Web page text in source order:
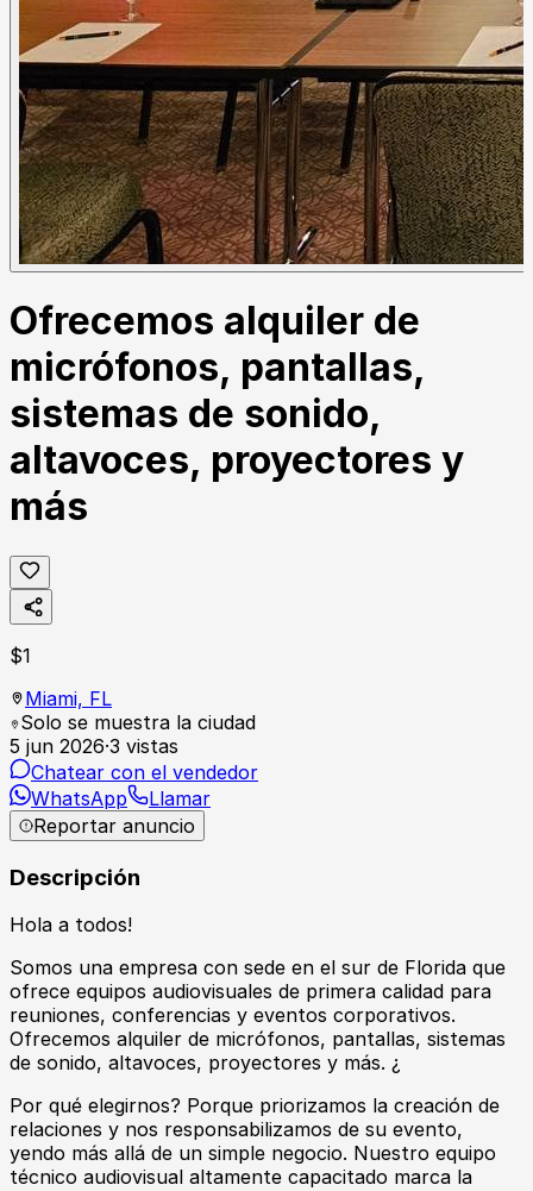
Ofrecemos alquiler de
micrófonos, pantallas,
sistemas de sonido,
altavoces, proyectores y
más
$1
Miami, FL
Solo se muestra la ciudad
5 jun 2026·3 vistas
Chatear con el vendedor
WhatsApp
Llamar
Reportar anuncio
Descripción
Hola a todos!
Somos una empresa con sede en el sur de Florida que
ofrece equipos audiovisuales de primera calidad para
reuniones, conferencias y eventos corporativos.
Ofrecemos alquiler de micrófonos, pantallas, sistemas
de sonido, altavoces, proyectores y más. ¿
Por qué elegirnos? Porque priorizamos la creación de
relaciones y nos responsabilizamos de su evento,
yendo más allá de un simple negocio. Nuestro equipo
técnico audiovisual altamente capacitado marca la